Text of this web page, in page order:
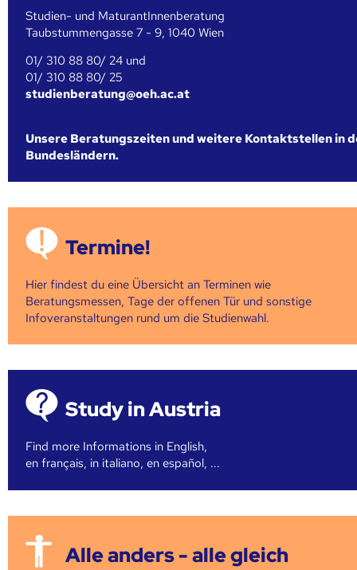
Studien- und MaturantInnenberatung
Taubstummengasse 7 - 9, 1040 Wien
01/ 310 88 80/ 24 und
01/ 310 88 80/ 25
studienberatung@oeh.ac.at
Unsere Beratungszeiten und weitere Kontaktstellen in
Bundesländern.
Termine!
Hier findest du eine Übersicht an Terminen wie
Beratungsmessen, Tage der offenen Tür und sonstige
Infoveranstaltungen rund um die Studienwahl.
Study in Austria
Find more Informations in English,
en français, in italiano, en español, ...
Alle anders - alle gleich